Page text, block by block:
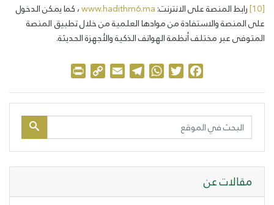
[10]
رابط المنصة على الانترنت:www.hadithm6.ma، كما يمكن الدخول
على المنصة والاستفادة من موادها العلمية من خلال تطبيق المنصة
المتوفى عبر مختلف أنظمة الهواتف الذكية والأجهزة الحديثة.
Facebook
Twitter
WhatsApp
Telegram
Email
Copy
مقالات عن